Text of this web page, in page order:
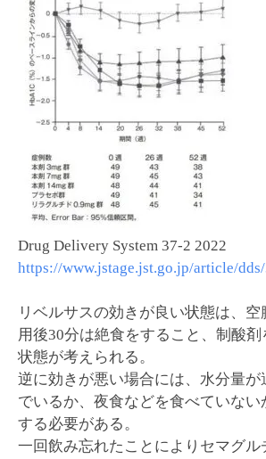
Drug Delivery System 37-2 2022
https://www.jstage.jst.go.jp/article/
リベルサスの効きが良い状態は、
用後30分は絶食をすること、制酸剤
状態が考えられる。
逆に効きが悪い場合には、水分量が
でいるか、夜食などを食べていない
する必要がある。
一回飲み忘れたことによりセマグ